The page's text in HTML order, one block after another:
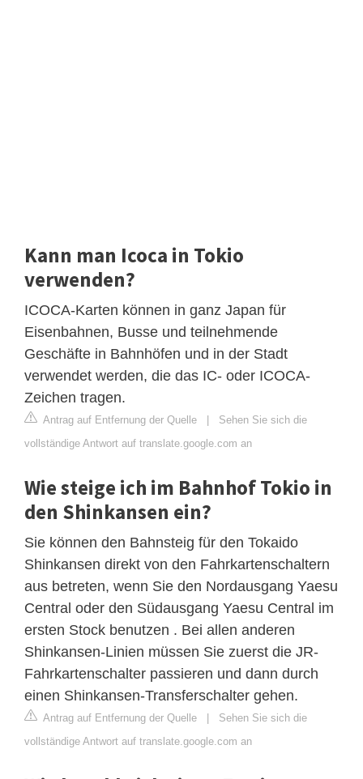
Kann man Icoca in Tokio
verwenden?
ICOCA-Karten können in ganz Japan für
Eisenbahnen, Busse und teilnehmende
Geschäfte in Bahnhöfen und in der Stadt
verwendet werden, die das IC- oder ICOCA-
Zeichen tragen.
Antrag auf Entfernung der Quelle | Sehen Sie sich die
vollständige Antwort auf translate.google.com an
Wie steige ich im Bahnhof Tokio in
den Shinkansen ein?
Sie können den Bahnsteig für den Tokaido
Shinkansen direkt von den Fahrkartenschaltern
aus betreten, wenn Sie den Nordausgang Yaesu
Central oder den Südausgang Yaesu Central im
ersten Stock benutzen . Bei allen anderen
Shinkansen-Linien müssen Sie zuerst die JR-
Fahrkartenschalter passieren und dann durch
einen Shinkansen-Transferschalter gehen.
Antrag auf Entfernung der Quelle | Sehen Sie sich die
vollständige Antwort auf translate.google.com an